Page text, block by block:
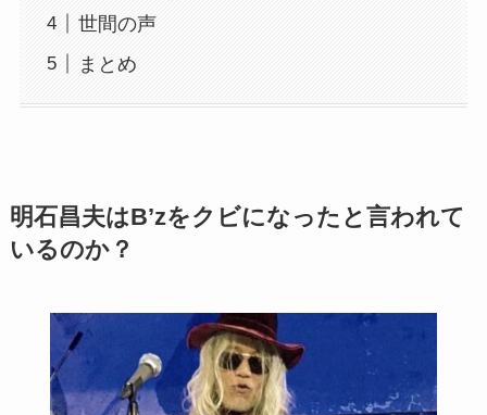
世間の声
まとめ
明石昌夫はB’zをクビになったと言われて
いるのか？